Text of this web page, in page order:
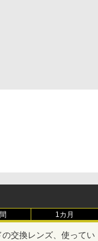
1カ月
交換レンズ、使ってい